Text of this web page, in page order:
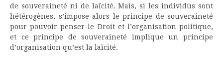
de souveraineté ni de laïcité. Mais, si les individus sont
hétérogènes, s’impose alors le principe de souveraineté
pour pouvoir penser le Droit et l’organisation politique,
et ce principe de souveraineté implique un principe
d’organisation qu’est la laïcité.